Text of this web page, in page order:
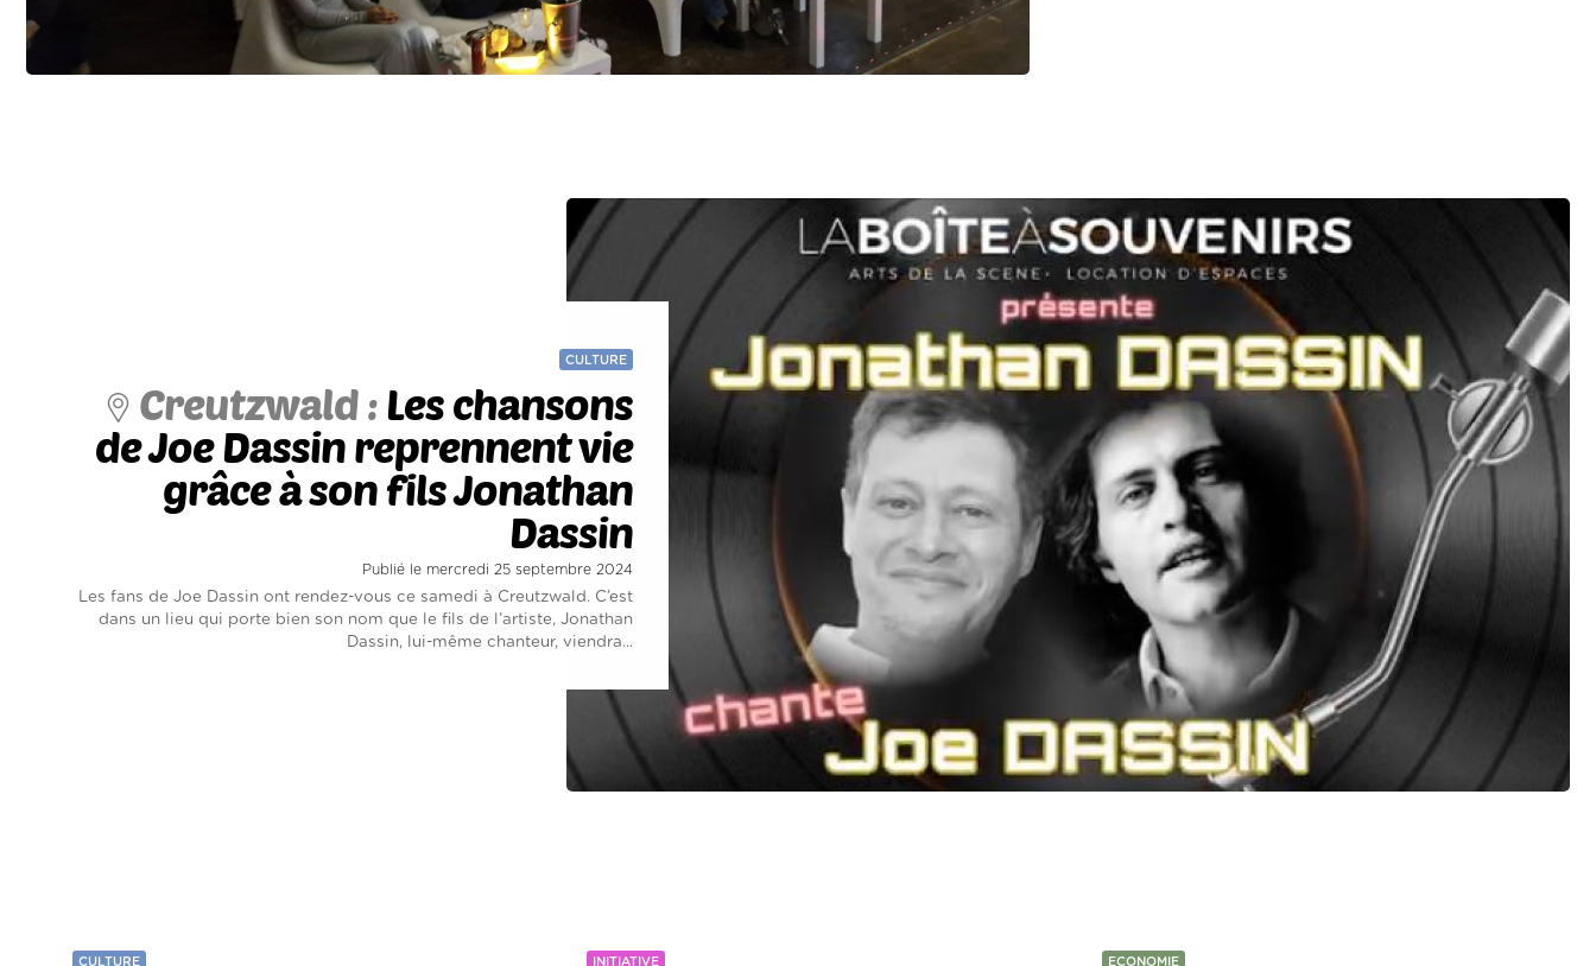
CULTURE
Creutzwald :Les chansons
de Joe Dassin reprennent vie
grâce à son fils Jonathan
Dassin
Publié le mercredi 25 septembre 2024
Les fans de Joe Dassin ont rendez-vous ce samedi à Creutzwald. C’est
dans un lieu qui porte bien son nom que le fils de l’artiste, Jonathan
Dassin, lui-même chanteur, viendra...
CULTURE INITIATIVE ECONOMIE